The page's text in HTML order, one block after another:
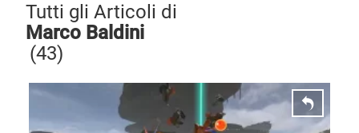
Luogo di nascita : Napoli
Tutti gli Articoli di
Marco Baldini
(43)